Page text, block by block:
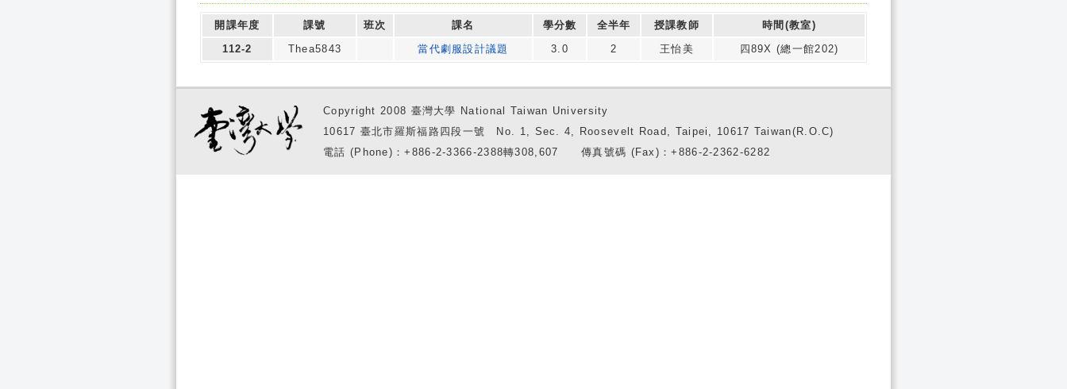
開課年度 課號 班次 課名 學分數 全半年 授課教師
時間(教室)
112-2
Thea5843 當代劇服設計議題 3.0 2 王怡美 四89X (總一館202)
Copyright 2008 臺灣大學 National Taiwan University
10617 臺北市羅斯福路四段一號 No. 1, Sec. 4, Roosevelt Road, Taipei, 10617 Taiwan(R.O.C)
電話 (Phone)：+886-2-3366-2388轉308,607 傳真號碼 (Fax)：+886-2-2362-6282